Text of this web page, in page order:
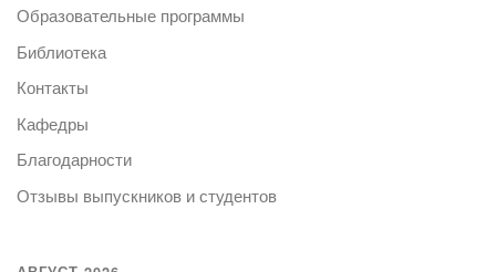
Образовательные программы
Библиотека
Контакты
Кафедры
Благодарности
Отзывы выпускников и студентов